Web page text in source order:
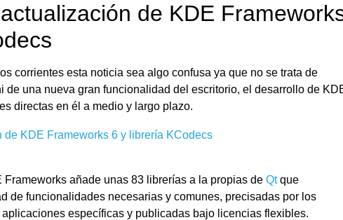
de KDE
corrientes esta noticia sea algo confusa ya que no se trata de
de una nueva gran funcionalidad del escritorio, el desarrollo de
directas en él a medio y largo plazo.
Frameworks añade unas 83 librerías a la propias de Qtque
de funcionalidades necesarias y comunes, precisadas por los
especí­ficas y publicadas bajo licencias flexibles.